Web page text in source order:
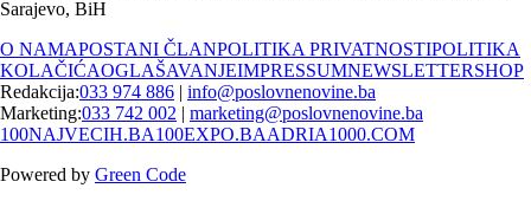
Sarajevo, BiH
O NAMAPOSTANI ČLANPOLITIKA PRIVATNOSTIPOLITIKA
KOLAČIĆAOGLAŠAVANJEIMPRESSUMNEWSLETTERSHOP
Redakcija:033 974 886 | info@poslovnenovine.ba
Marketing:033 742 002 | marketing@poslovnenovine.ba
100NAJVECIH.BA100EXPO.BAADRIA1000.COM
Powered by Green Code